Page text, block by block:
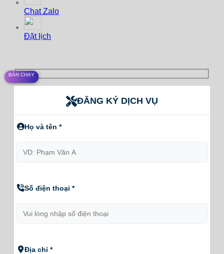
BÁN CHẠY
BÁN CHẠY
BÁN CHẠY
Chat Zalo
Đặt lịch
ĐĂNG KÝ DỊCH VỤ
Họ và tên *
Số điện thoại *
Địa chỉ *